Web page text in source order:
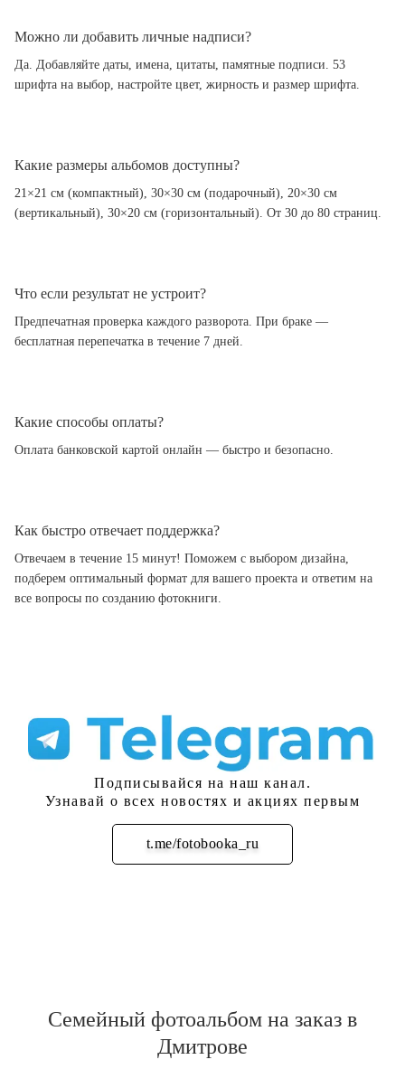
Можно ли добавить личные надписи?
Да. Добавляйте даты, имена, цитаты, памятные подписи. 53
шрифта на выбор, настройте цвет, жирность и размер шрифта.
Какие размеры альбомов доступны?
21×21 см (компактный), 30×30 см (подарочный), 20×30 см
(вертикальный), 30×20 см (горизонтальный). От 30 до 80 страниц.
Что если результат не устроит?
Предпечатная проверка каждого разворота. При браке —
бесплатная перепечатка в течение 7 дней.
Какие способы оплаты?
Оплата банковской картой онлайн — быстро и безопасно.
Как быстро отвечает поддержка?
Отвечаем в течение 15 минут! Поможем с выбором дизайна,
подберем оптимальный формат для вашего проекта и ответим на
все вопросы по созданию фотокниги.
Подписывайся на наш канал.
Узнавай о всех новостях и акциях первым
t.me/fotobooka_ru
Подписаться
Семейный фотоальбом на заказ в
Дмитрове